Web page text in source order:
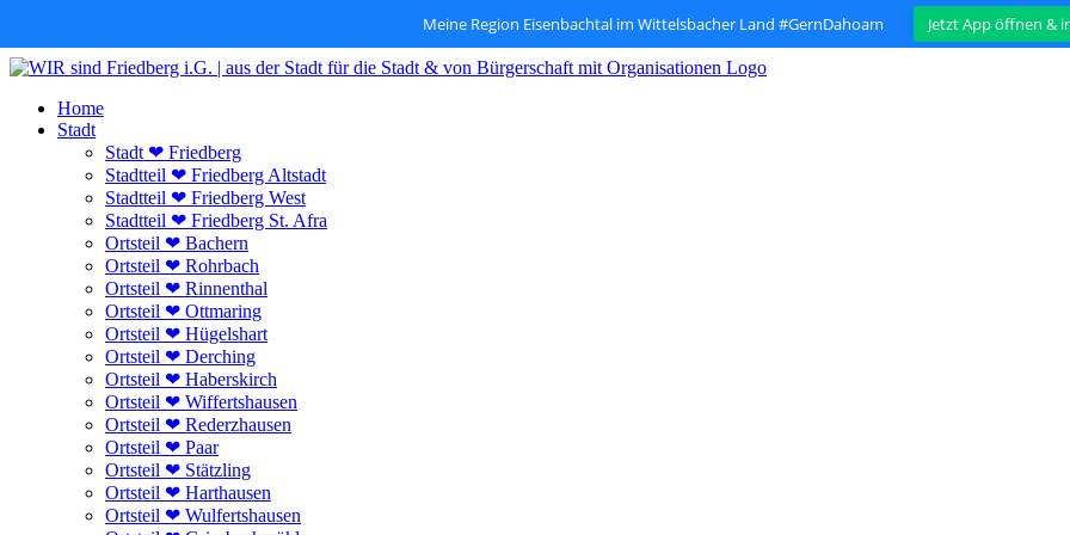
Meine Region Eisenbachtal im Wittelsbacher Land #GernDahoam Jetzt App öffnen &
Zum
springenHome
Stadt
Stadt ❤ Friedberg
Stadtteil ❤ Friedberg Altstadt
Stadtteil ❤ Friedberg West
Stadtteil ❤ Friedberg St. Afra
Ortsteil ❤ Bachern
Ortsteil ❤ Rohrbach
Ortsteil ❤ Rinnenthal
Ortsteil ❤ Ottmaring
Ortsteil ❤ Hügelshart
Ortsteil ❤ Derching
Ortsteil ❤ Haberskirch
Ortsteil ❤ Wiffertshausen
Ortsteil ❤ Rederzhausen
Ortsteil ❤ Paar
Ortsteil ❤ Stätzling
Ortsteil ❤ Harthausen
Ortsteil ❤ Wulfertshausen